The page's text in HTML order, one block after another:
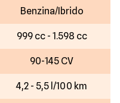
Benzina/Ibrido
999 cc - 1.598 cc
90-145 CV
4,2 - 5,5 l/100 km